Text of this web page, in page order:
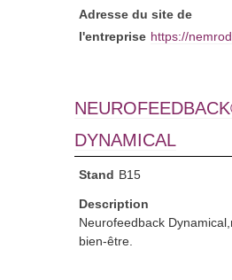
Adresse du site de
l'entreprise https://
DYNAMICAL
Stand B15
Description
Neurofeedback
bien-être.